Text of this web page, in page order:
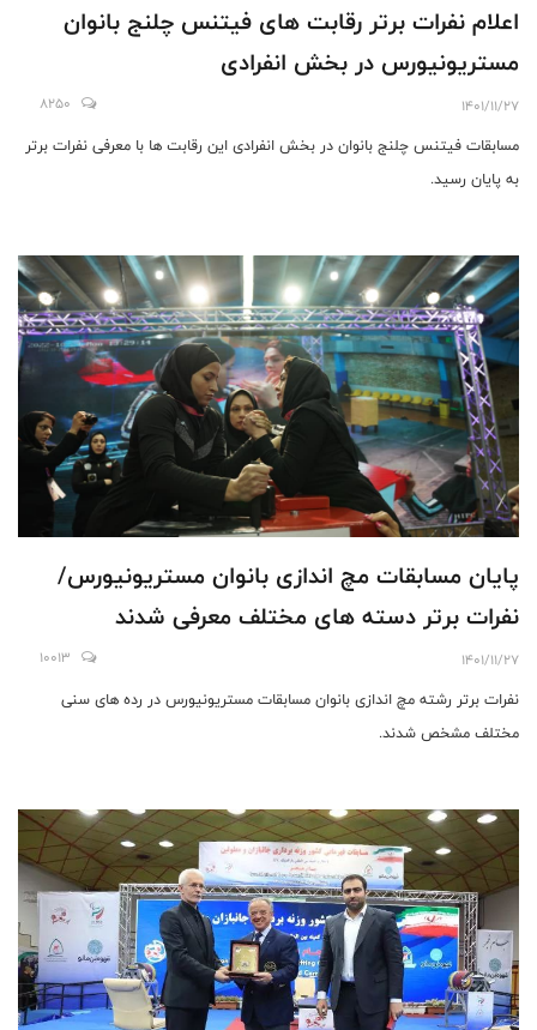
اعلام نفرات برتر رقابت های فیتنس چلنج بانوان
مستریونیورس در بخش انفرادی
1401/11/27
8250
مسابقات فیتنس چلنج بانوان در بخش انفرادی این رقابت ها با معرفی نفرات برتر
به پایان رسید.
پایان مسابقات مچ اندازی بانوان مستریونیورس/
نفرات برتر دسته های مختلف معرفی شدند
1401/11/27
10013
نفرات برتر رشته مچ اندازی بانوان مسابقات مستریونیورس در رده های سنی
مختلف مشخص شدند.